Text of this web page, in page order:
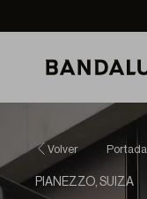
Volver Portada
PIANEZZO, SUIZA